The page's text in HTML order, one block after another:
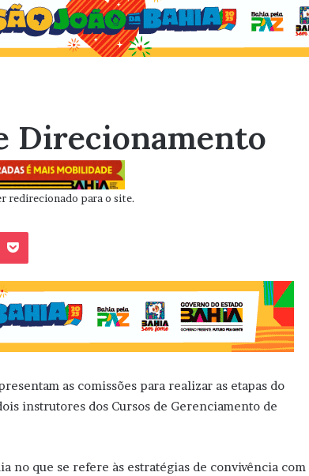
Direcionamento
redirecionado para o site.
as comissões para realizar as etapas do
instrutores dos Cursos de Gerenciamento de
no que se refere às estratégias de convivência com